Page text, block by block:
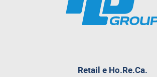
Retail e Ho.Re.Ca.